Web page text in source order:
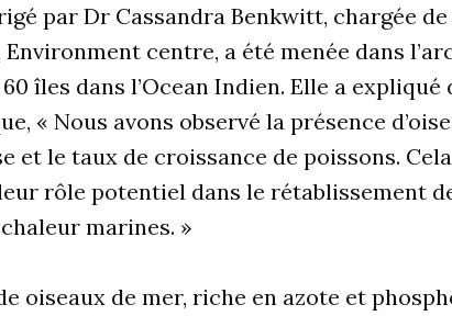
par Dr Cassandra Benkwitt, chargée
centre, a été menée dans
îles dans l’Ocean Indien. Elle a
« Nous avons observé la présence
et le taux de croissance de poissons.
rôle potentiel dans le rétablissement
marines. »
oiseaux de mer, riche en azote et